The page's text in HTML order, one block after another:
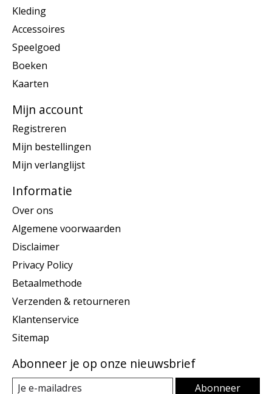
Kleding
Accessoires
Speelgoed
Boeken
Kaarten
Mijn account
Registreren
Mijn bestellingen
Mijn verlanglijst
Informatie
Over ons
Algemene voorwaarden
Disclaimer
Privacy Policy
Betaalmethode
Verzenden & retourneren
Klantenservice
Sitemap
Abonneer je op onze nieuwsbrief
Abonneer